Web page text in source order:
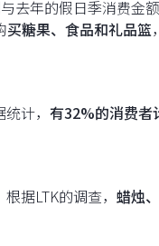
去年的假日季消费金
买糖果、食品和礼品篮
计， 有32%的消费者
据LTK的调查， 蜡烛